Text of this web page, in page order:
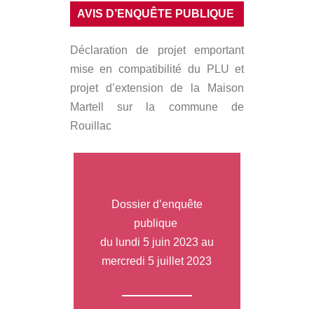
AVIS D’ENQUÊTE PUBLIQUE
Déclaration de projet emportant
mise en compatibilité du PLU et
projet d’extension de la Maison
Martell sur la commune de
Rouillac
Dossier d’enquête
publique
du lundi 5 juin 2023 au
mercredi 5 juillet 2023